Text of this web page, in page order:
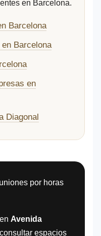
en Barcelona.
Barcelona
Barcelona
en
Diagonal
por horas
Avenida
espacios